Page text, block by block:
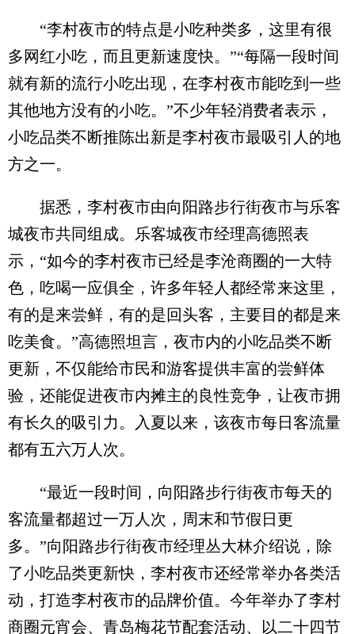
“李村夜市的特点是小吃种类多，这里有很
多网红小吃，而且更新速度快。”“每隔一段时间
就有新的流行小吃出现，在李村夜市能吃到一些
其他地方没有的小吃。”不少年轻消费者表示，
小吃品类不断推陈出新是李村夜市最吸引人的地
方之一。
据悉，李村夜市由向阳路步行街夜市与乐客
城夜市共同组成。乐客城夜市经理高德照表
示，“如今的李村夜市已经是李沧商圈的一大特
色，吃喝一应俱全，许多年轻人都经常来这里，
有的是来尝鲜，有的是回头客，主要目的都是来
吃美食。”高德照坦言，夜市内的小吃品类不断
更新，不仅能给市民和游客提供丰富的尝鲜体
验，还能促进夜市内摊主的良性竞争，让夜市拥
有长久的吸引力。入夏以来，该夜市每日客流量
都有五六万人次。
“最近一段时间，向阳路步行街夜市每天的
客流量都超过一万人次，周末和节假日更
多。”向阳路步行街夜市经理丛大林介绍说，除
了小吃品类更新快，李村夜市还经常举办各类活
动，打造李村夜市的品牌价值。今年举办了李村
商圈元宵会、青岛梅花节配套活动、以二十四节